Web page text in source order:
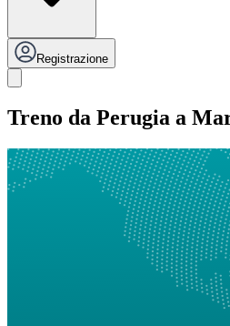
Registrazione
Treno da Perugia a